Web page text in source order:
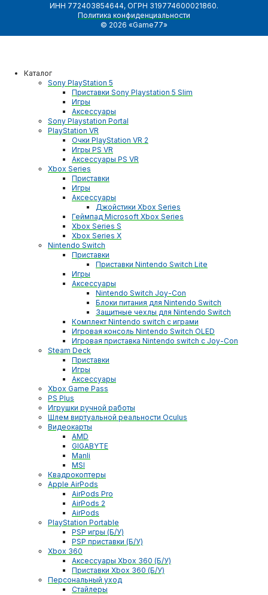
ИНН 772403854644, ОГРН 319774600021860.
Политика конфиденциальности
© 2026 «Game77»
Каталог
Sony PlayStation 5
Приставки Sony Playstation 5 Slim
Игры
Аксессуары
Sony Playstation Portal
PlayStation VR
Очки PlayStation VR 2
Игры PS VR
Аксессуары PS VR
Xbox Series
Приставки
Игры
Аксессуары
Джойстики Xbox Series
Геймпад Microsoft Xbox Series
Xbox Series S
Xbox Series X
Nintendo Switch
Приставки
Приставки Nintendo Switch Lite
Игры
Аксессуары
Nintendo Switch Joy-Con
Блоки питания для Nintendo Switch
Защитные чехлы для Nintendo Switch
Комплект Nintendo switch с играми
Игровая консоль Nintendo Switch OLED
Игровая приставка Nintendo switch с Joy-Con
Steam Deck
Приставки
Игры
Аксессуары
Xbox Game Pass
PS Plus
Игрушки ручной работы
Шлем виртуальной реальности Oculus
Видеокарты
AMD
GIGABYTE
Manli
MSI
Квадрокоптеры
Apple AirPods
AirPods Pro
AirPods 2
AirPods
PlayStation Portable
PSP игры (Б/У)
PSP приставки (Б/У)
Xbox 360
Аксессуары Xbox 360 (Б/У)
Приставки Xbox 360 (Б/У)
Персональный уход
Стайлеры